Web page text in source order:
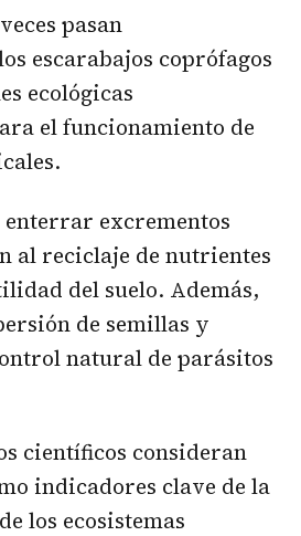
pasan
escarabajos coprófagos
ecológicas
el funcionamiento de
excrementos
al reciclaje de nutrientes
del suelo. Además,
de semillas y
natural de parásitos
científicos consideran
indicadores clave de la
los ecosistemas